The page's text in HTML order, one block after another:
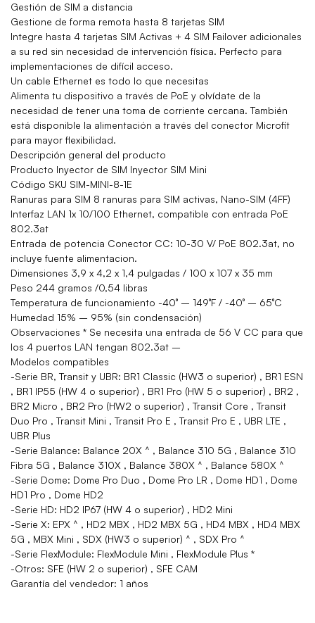
Gestión de SIM a distancia
Gestione de forma remota hasta 8 tarjetas SIM
Integre hasta 4 tarjetas SIM Activas + 4 SIM Failover adicionales
a su red sin necesidad de intervención física. Perfecto para
implementaciones de difícil acceso.
Un cable Ethernet es todo lo que necesitas
Alimenta tu dispositivo a través de PoE y olvídate de la
necesidad de tener una toma de corriente cercana. También
está disponible la alimentación a través del conector Microfit
para mayor flexibilidad.
Descripción general del producto
Producto Inyector de SIM Inyector SIM Mini
Código SKU SIM-MINI-8-1E
Ranuras para SIM 8 ranuras para SIM activas, Nano-SIM (4FF)
Interfaz LAN 1x 10/100 Ethernet, compatible con entrada PoE
802.3at
Entrada de potencia Conector CC: 10-30 V/ PoE 802.3at, no
incluye fuente alimentacion.
Dimensiones 3,9 x 4,2 x 1,4 pulgadas / 100 x 107 x 35 mm
Peso 244 gramos /0,54 libras
Temperatura de funcionamiento -40° – 149°F / -40° – 65°C
Humedad 15% – 95% (sin condensación)
Observaciones * Se necesita una entrada de 56 V CC para que
los 4 puertos LAN tengan 802.3at –
Modelos compatibles
-Serie BR, Transit y UBR: BR1 Classic (HW3 o superior) , BR1 ESN
, BR1 IP55 (HW 4 o superior) , BR1 Pro (HW 5 o superior) , BR2 ,
BR2 Micro , BR2 Pro (HW2 o superior) , Transit Core , Transit
Duo Pro , Transit Mini , Transit Pro E , Transit Pro E , UBR LTE ,
UBR Plus
-Serie Balance: Balance 20X ^ , Balance 310 5G , Balance 310
Fibra 5G , Balance 310X , Balance 380X ^ , Balance 580X ^
-Serie Dome: Dome Pro Duo , Dome Pro LR , Dome HD1 , Dome
HD1 Pro , Dome HD2
-Serie HD: HD2 IP67 (HW 4 o superior) , HD2 Mini
-Serie X: EPX ^ , HD2 MBX , HD2 MBX 5G , HD4 MBX , HD4 MBX
5G , MBX Mini , SDX (HW3 o superior) ^ , SDX Pro ^
-Serie FlexModule: FlexModule Mini , FlexModule Plus *
-Otros: SFE (HW 2 o superior) , SFE CAM
Garantía del vendedor: 1 años